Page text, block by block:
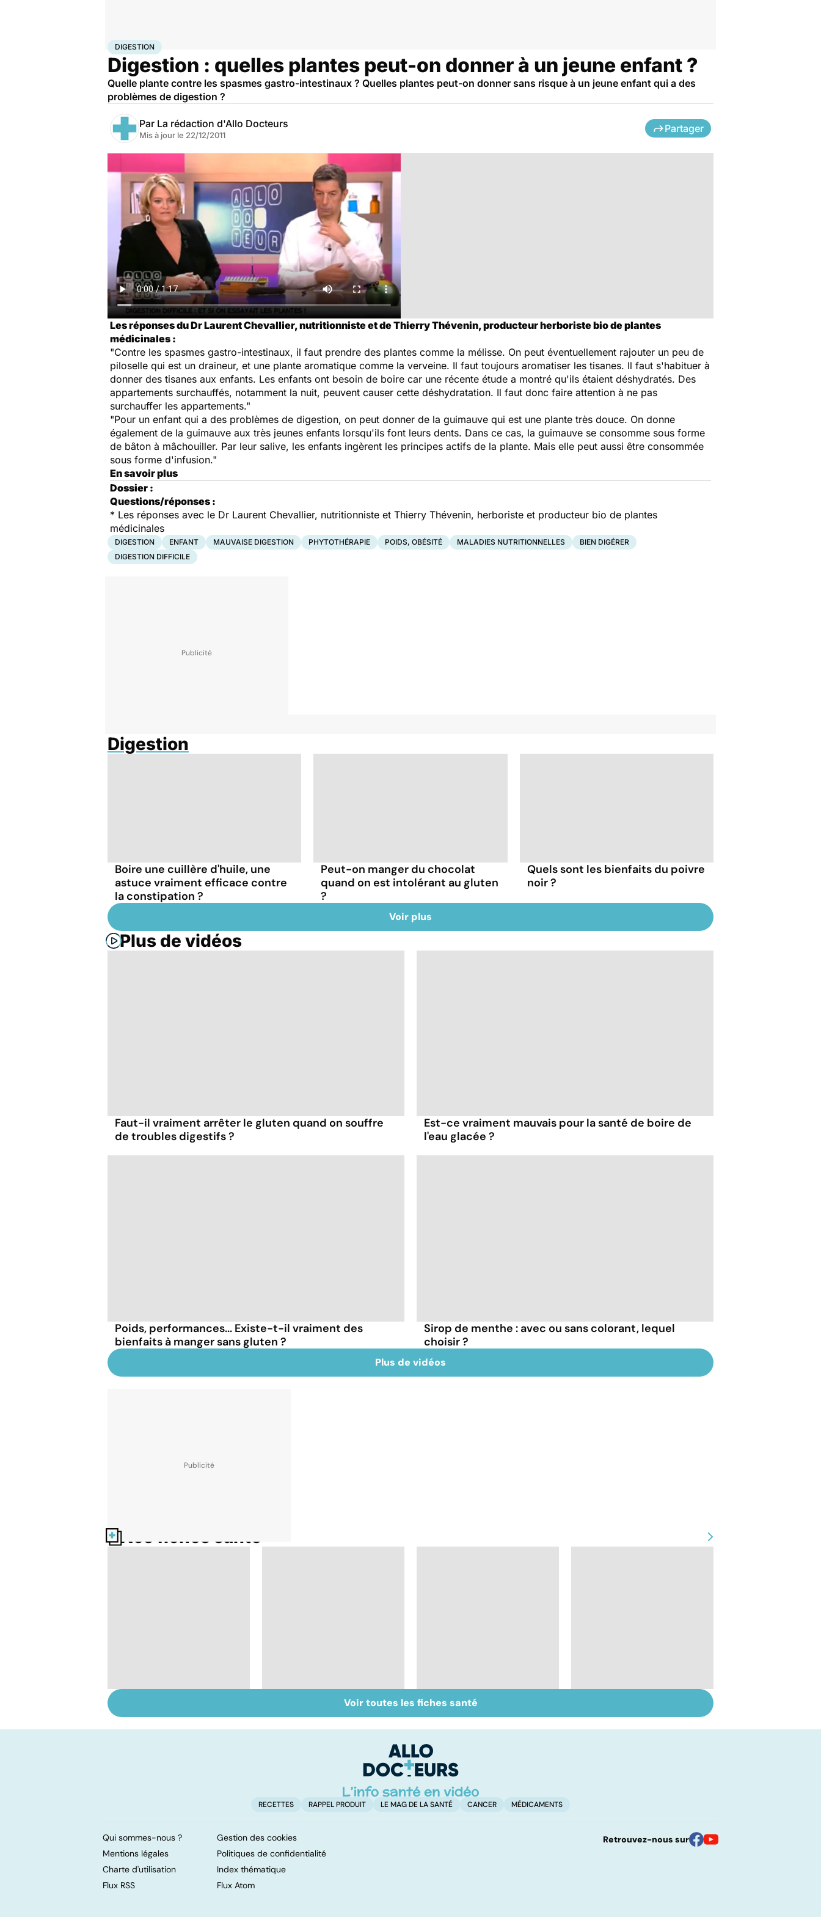
AccueilFamille Enfant
DIGESTION
Digestion : quelles plantes peut-on donner à un jeune enfant ?
Quelle plante contre les spasmes gastro-intestinaux ? Quelles plantes peut-on donner sans risque à un jeune enfant qui a des
problèmes de digestion ?
Par La rédaction d'Allo Docteurs
Mis à jour le 22/12/2011
Partager
Les réponses du Dr Laurent Chevallier, nutritionniste et de Thierry Thévenin, producteur herboriste bio de plantes
médicinales :
"Contre les spasmes gastro-intestinaux, il faut prendre des plantes comme la mélisse. On peut éventuellement rajouter un peu de
piloselle qui est un draineur, et une plante aromatique comme la verveine. Il faut toujours aromatiser les tisanes. Il faut s'habituer à
donner des tisanes aux enfants. Les enfants ont besoin de boire car une récente étude a montré qu'ils étaient déshydratés. Des
appartements surchauffés, notamment la nuit, peuvent causer cette déshydratation. Il faut donc faire attention à ne pas
surchauffer les appartements."
"Pour un enfant qui a des problèmes de digestion, on peut donner de la guimauve qui est une plante très douce. On donne
également de la guimauve aux très jeunes enfants lorsqu'ils font leurs dents. Dans ce cas, la guimauve se consomme sous forme
de bâton à mâchouiller. Par leur salive, les enfants ingèrent les principes actifs de la plante. Mais elle peut aussi être consommée
sous forme d'infusion."
En savoir plus
Dossier :
Questions/réponses :
* Les réponses avec le Dr Laurent Chevallier, nutritionniste et Thierry Thévenin, herboriste et producteur bio de plantes
médicinales
DIGESTION ENFANT MAUVAISE DIGESTION PHYTOTHÉRAPIE POIDS, OBÉSITÉ MALADIES NUTRITIONNELLES
BIEN DIGÉRER
DIGESTION DIFFICILE
Digestion
Boire une cuillère d'huile, une
astuce vraiment efficace contre
la constipation ?
Peut-on manger du chocolat
quand on est intolérant au gluten
?
Quels sont les bienfaits du poivre
noir ?
Voir plus
Plus de vidéos
Faut-il vraiment arrêter le gluten quand on souffre
de troubles digestifs ?
Est-ce vraiment mauvais pour la santé de boire de
l'eau glacée ?
Poids, performances... Existe-t-il vraiment des
bienfaits à manger sans gluten ?
Sirop de menthe : avec ou sans colorant, lequel
choisir ?
Plus de vidéos
Nos fiches santé
de l'attention avec
Accident vasculaire
cérébral : l'enfant
Trisomie 21 : du
dépistage à la prise
l'importance de la
Voir toutes les fiches santé
RECETTES RAPPEL PRODUIT LE MAG DE LA SANTÉ CANCER MÉDICAMENTS
Qui sommes-nous ?
Gestion des cookies
Mentions légales
Politiques de confidentialité
Charte d'utilisation
Index thématique
Flux RSS
Flux Atom
Retrouvez-nous sur